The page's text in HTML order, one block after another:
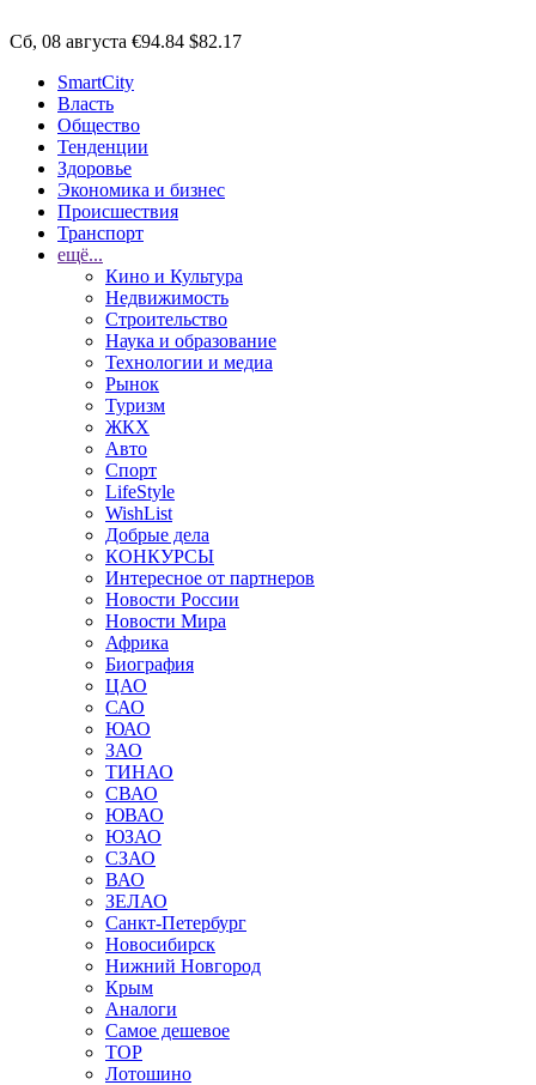
Сб, 08 августа €94.84 $82.17
SmartCity
Власть
Общество
Тенденции
Здоровье
Экономика и бизнес
Происшествия
Транспорт
ещё...
Кино и Культура
Недвижимость
Строительство
Наука и образование
Технологии и медиа
Рынок
Туризм
ЖКХ
Авто
Спорт
LifeStyle
WishList
Добрые дела
КОНКУРСЫ
Интересное от партнеров
Новости России
Новости Мира
Африка
Биография
ЦАО
САО
ЮАО
ЗАО
ТИНАО
СВАО
ЮВАО
ЮЗАО
СЗАО
ВАО
ЗЕЛАО
Санкт-Петербург
Новосибирск
Нижний Новгород
Крым
Аналоги
Самое дешевое
TOP
Лотошино